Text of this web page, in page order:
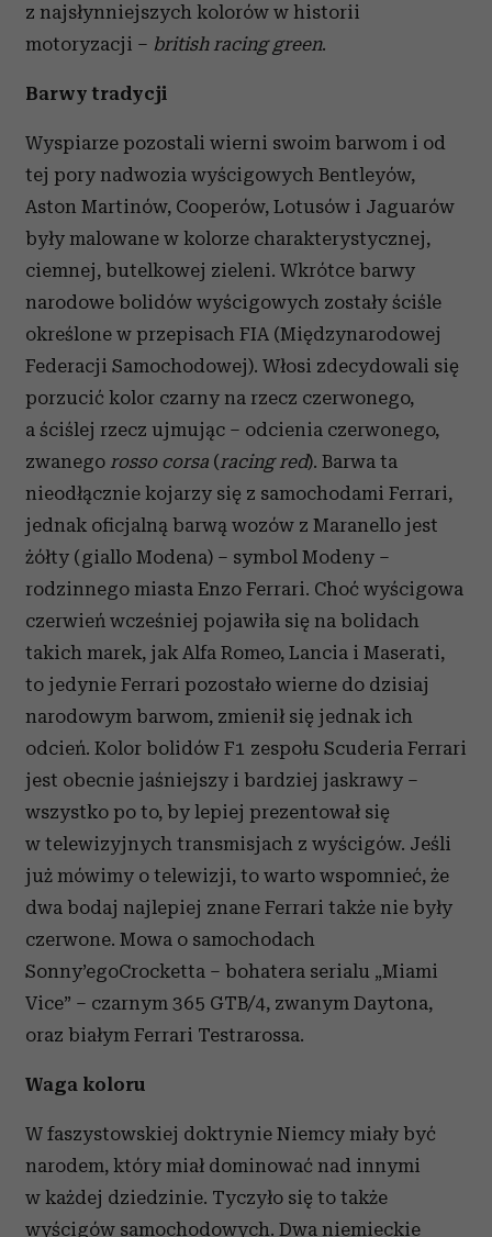
z najsłynniejszych kolorów w historii
motoryzacji – british racing green.
Barwy tradycji
Wyspiarze pozostali wierni swoim barwom i od
tej pory nadwozia wyścigowych Bentleyów,
Aston Martinów, Cooperów, Lotusów i Jaguarów
były malowane w kolorze charakterystycznej,
ciemnej, butelkowej zieleni. Wkrótce barwy
narodowe bolidów wyścigowych zostały ściśle
określone w przepisach FIA (Międzynarodowej
Federacji Samochodowej). Włosi zdecydowali się
porzucić kolor czarny na rzecz czerwonego,
a ściślej rzecz ujmując – odcienia czerwonego,
zwanego rosso corsa (racing red). Barwa ta
nieodłącznie kojarzy się z samochodami Ferrari,
jednak oficjalną barwą wozów z Maranello jest
żółty (giallo Modena) – symbol Modeny –
rodzinnego miasta Enzo Ferrari. Choć wyścigowa
czerwień wcześniej pojawiła się na bolidach
takich marek, jak Alfa Romeo, Lancia i Maserati,
to jedynie Ferrari pozostało wierne do dzisiaj
narodowym barwom, zmienił się jednak ich
odcień. Kolor bolidów F1 zespołu Scuderia Ferrari
jest obecnie jaśniejszy i bardziej jaskrawy –
wszystko po to, by lepiej prezentował się
w telewizyjnych transmisjach z wyścigów. Jeśli
już mówimy o telewizji, to warto wspomnieć, że
dwa bodaj najlepiej znane Ferrari także nie były
czerwone. Mowa o samochodach
Sonny’egoCrocketta – bohatera serialu „Miami
Vice” – czarnym 365 GTB/4, zwanym Daytona,
oraz białym Ferrari Testrarossa.
Waga koloru
W faszystowskiej doktrynie Niemcy miały być
narodem, który miał dominować nad innymi
w każdej dziedzinie. Tyczyło się to także
wyścigów samochodowych. Dwa niemieckie